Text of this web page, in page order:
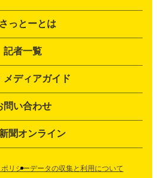
っとーとは
記者一覧
メディアガイド
問い合わせ
聞オンライン
リシーデータの収集と利用について